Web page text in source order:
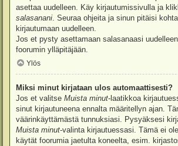
asettaa uudelleen. Käy kirjautumissivulla ja
salasanani . Seuraa ohjeita ja sinun pitäisi
kirjautumaan uudelleen.
Jos et pysty asettamaan salasanaasi
foorumin ylläpitäjään.
Ylös
Miksi minut kirjataan ulos automaattisesti?
Jos et valitse Muista minut-laatikkoa
sinut kirjautuneena ennalta määritellyn ajan.
väärinkäyttämästä tunnuksiasi. Pysyäksesi
Muista minut-valinta kirjautuessasi. Tämä ei
käytät foorumia jaetulta koneelta, esim.